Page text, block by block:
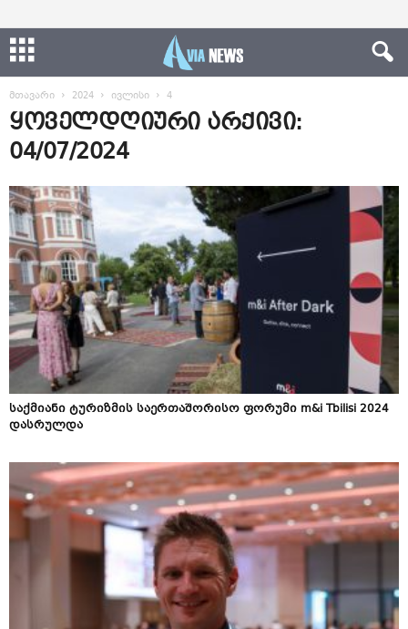
მთავარი 2024 ივლისი 4
ყოველდღიური არქივი:
04/07/2024
საქმიანი ტურიზმის საერთაშორისო ფორუმი m&i Tbilisi 2024
დასრულდა